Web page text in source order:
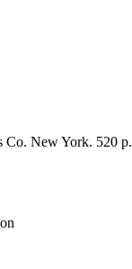
Co. New York. 520 p.